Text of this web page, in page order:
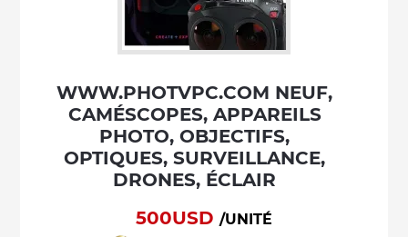
WWW.PHOTVPC.COM NEUF,
CAMÉSCOPES, APPAREILS
PHOTO, OBJECTIFS,
OPTIQUES, SURVEILLANCE,
DRONES, ÉCLAIR
500USD /UNITÉ